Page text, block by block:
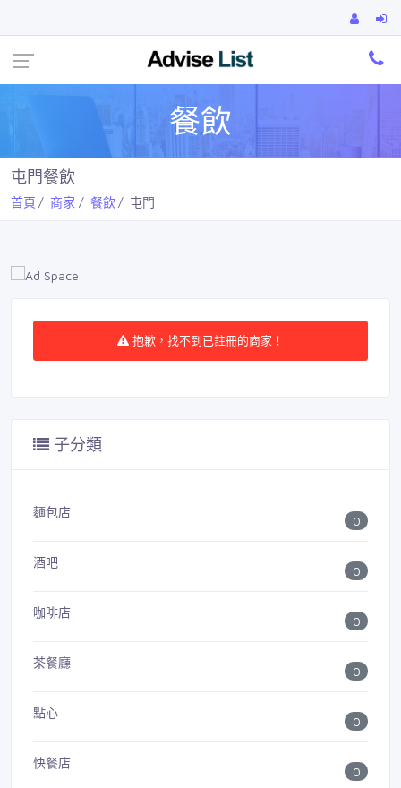
餐飲
屯門餐飲
首頁 商家 餐飲 屯門
抱歉，找不到已註冊的商家！
子分類
麵包店
0
酒吧
0
咖啡店
0
茶餐廳
0
點心
0
快餐店
0